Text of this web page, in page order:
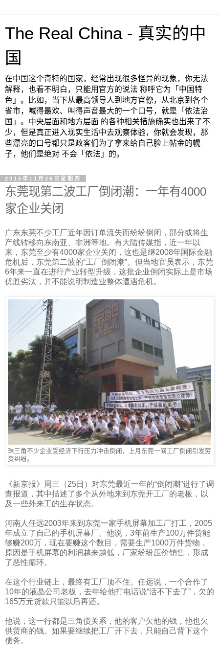
The Real China - 真实的中
国
在中国这个奇特的国家，经常出现很多怪异的现象，你无法
解释，也看不明白，只能用官方的说法 称呼它为「中国特
色」。比如，当下从最高领导人到地方官僚，从北京到各个
省市，喊得最欢、叫得声音最大的一个口号，就是「依法治
国」。中央层面和地方层面 的各种相关措施确实也出来了不
少，但是真正进入现实生活中去观察体验，你就会发现，那
些漂亮的口号都只是政客们为了拿来给自己脸上帖金的幌
子，他们是绝对 不会「依法」的。
2015年11月26日星期四
东莞现第二波工厂倒闭潮：一年有4000
家企业关闭
广东东莞不少工厂近年因订单流失而纷纷倒闭，部分或将生
产线转移向东南亚、非洲等地。有大陆传媒指，近一年以
来，东莞至少有4000家企业关闭，这也是继2008年国际金融
危机后，东莞第二波的“工厂倒闭潮”。但当地官员表示，东莞
6年来一直在进行产业转型升级，这批企业倒闭实际上是市场
优胜劣汰，并不能说明制造业整体遭遇危机。
珠三角不少企业受经济下行压力冲击倒闭，上月东莞一间工厂倒闭引发劳
资纠纷。
《新京报》周三（25日）对东莞最近一年的“倒闭潮”进行了调
查报道，其中描述了多个从外地来到东莞开工厂的老板，以
及一些外来工的生存状态。
河南人任远2003年来到东莞一家手机屏幕加工厂打工， 2005
年成立了自己的手机屏幕厂。他说， 3年前生产100万件货能
够赚200万，现在要赚这个数目，需要生产1000万件货物，
原因是手机屏幕的利润越来越低，厂家纷纷压价销售，形成
了恶性循环。
在这个行业链上，最终有工厂顶不住。任远说，一个合作了
10年的液晶公司老板，去年给他打电话说“活不下去了”，欠的
165万元货款只能以后再还。
他说，这一行都是三角债关系，他的客户欠他的钱，他也欠
供货商的钱。如果要继续把工厂开下去，只能自己背下这个
债务。